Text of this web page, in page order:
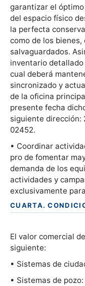
garantizar el
del espacio físico
la perfecta
como de los
salvaguardados.
inventario
cual deberá
sincronizado y
de la oficina
presente fecha
siguiente dirección:
02452.
• Coordinar
pro de fomentar
demanda de los
actividades y
exclusivamente
CUARTA.
El valor comercial
siguiente:
• Sistemas de
• Sistemas de